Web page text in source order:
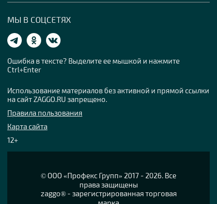
МЫ В СОЦСЕТЯХ
Ошибка в тексте? Выделите ее мышкой и нажмите
Ctrl+Enter
Использование материалов без активной и прямой ссылки
на сайт ZAGGO.RU запрещено.
Правила пользования
Карта сайта
12+
© OOO «Профекс Групп» 2017 - 2026. Все
права защищены
zaggo® - зарегистрированная торговая